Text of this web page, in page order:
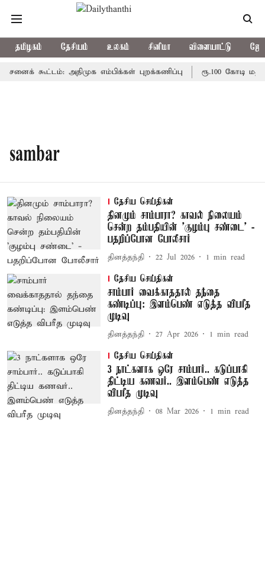
தமிழகம் தேசியம் உலகம் சினிமா விளையாட்டு
கூட்டம்: அதிமுக எம்பிக்கள் புறக்கணிப்பு ரூ.100 கோடி
sambar
தேசிய செய்திகள்
தினமும் சாம்பாரா? காவல் நிலையம்
சென்ற தம்பதியின் 'குழம்பு சண்டை' -
பதறிப்போன போலீசார்
தினத்தந்தி 22 Jul 2026 1 min read
தேசிய செய்திகள்
சாம்பார் வைக்காததால் தந்தை
கண்டிப்பு: இளம்பெண் எடுத்த விபரீத
முடிவு
தினத்தந்தி 27 Apr 2026 1 min read
தேசிய செய்திகள்
3 நாட்களாக ஒரே சாம்பார்.. கடுப்பாகி
திட்டிய கணவர்.. இளம்பெண் எடுத்த
விபரீத முடிவு
தினத்தந்தி 08 Mar 2026 1 min read